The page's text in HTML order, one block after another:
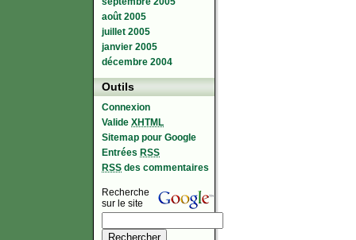
août 2005
juillet 2005
janvier 2005
décembre 2004
Outils
Connexion
Valide XHTML
Sitemap pour Google
Entrées RSS
RSS des commentaires
Recherche
sur le site